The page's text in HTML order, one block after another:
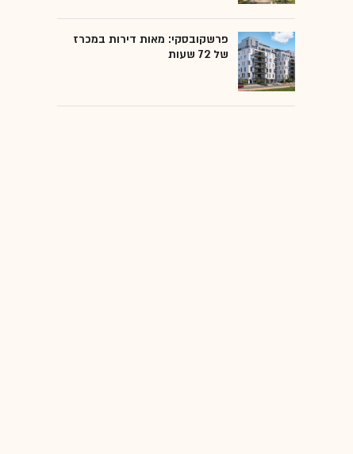
פרשקובסקי: מאות דירות במכרז
של 72 שעות